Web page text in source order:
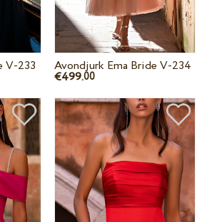
V-233 Avondjurk Ema Bride V-234
€499.00